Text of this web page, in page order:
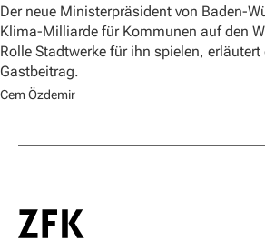
Der neue Ministerpräsident von Baden-
Klima-Milliarde für Kommunen auf den
Rolle Stadtwerke für ihn spielen, erläutert
Gastbeitrag.
Cem Özdemir